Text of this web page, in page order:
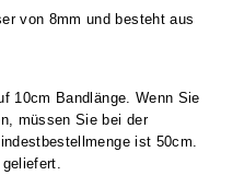
von 8mm und besteht aus
10cm Bandlänge. Wenn Sie
müssen Sie bei der
ist 50cm.